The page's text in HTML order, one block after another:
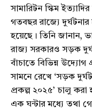
সামারিটন স্কিম
গতবছর রাজ্যে
হয়েছে। তিনি জানান,
রাজ্য সরকারও সড়ক
বাঁচাতে বিভিন্ন
সামনে রেখে ‘সড়ক
প্রকল্প ২০২৫’ চালু করা
এক ঘন্টার মধ্যে তথা